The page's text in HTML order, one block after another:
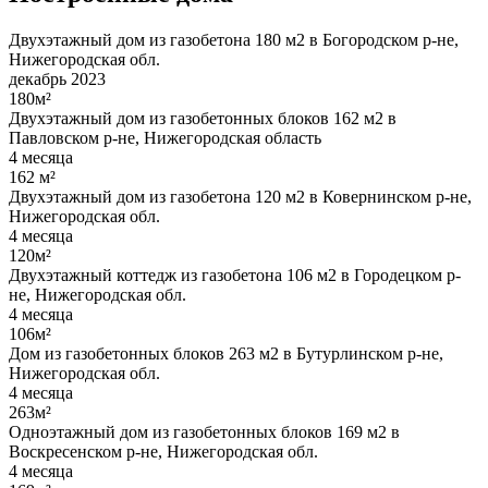
Двухэтажный дом из газобетона 180 м2 в Богородском р-не,
Нижегородская обл.
декабрь 2023
180м²
Двухэтажный дом из газобетонных блоков 162 м2 в
Павловском р-не, Нижегородская область
4 месяца
162 м²
Двухэтажный дом из газобетона 120 м2 в Ковернинском р-не,
Нижегородская обл.
4 месяца
120м²
Двухэтажный коттедж из газобетона 106 м2 в Городецком р-
не, Нижегородская обл.
4 месяца
106м²
Дом из газобетонных блоков 263 м2 в Бутурлинском р-не,
Нижегородская обл.
4 месяца
263м²
Одноэтажный дом из газобетонных блоков 169 м2 в
Воскресенском р-не, Нижегородская обл.
4 месяца